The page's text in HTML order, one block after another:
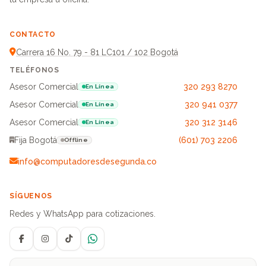
CONTACTO
Carrera 16 No. 79 - 81 LC101 / 102 Bogotá
TELÉFONOS
Asesor Comercial En Línea
320 293 8270
Asesor Comercial
En Línea
320 941 0377
Asesor Comercial
En Línea
320 312 3146
Fija Bogotá
Offline (601) 703 2206
info@computadoresdesegunda.co
SÍGUENOS
Redes y WhatsApp para cotizaciones.
FacebookInstagramTikTokWhatsApp